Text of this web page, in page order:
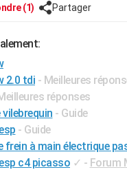
(1) Partager
2.0 tdi - Meilleures
réponses
vilebrequin - Guide
- Guide
frein à main électrique
c4 picasso ✓ - Forum